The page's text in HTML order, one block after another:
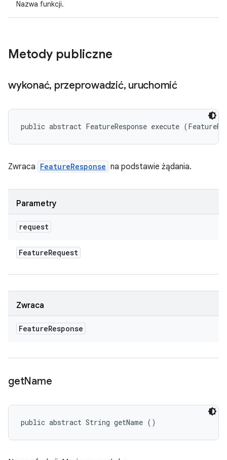
Nazwa funkcji.
Metody publiczne
wykonać, przeprowadzić, uruchomić
public abstract FeatureResponse execute
Zwraca FeatureResponse na podstawie żądania.
Parametry
request
FeatureRequest
Zwraca
FeatureResponse
getName
public abstract String getName ()